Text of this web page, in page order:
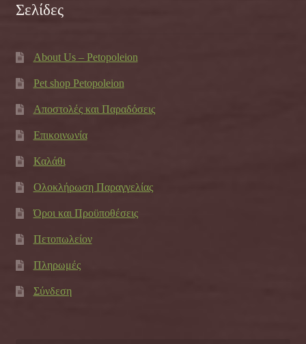
Σελίδες
About Us – Petopoleion
Pet shop Petopoleion
Αποστολές και Παραδόσεις
Επικοινωνία
Καλάθι
Ολοκλήρωση Παραγγελίας
Όροι και Προϋποθέσεις
Πετοπωλείον
Πληρωμές
Σύνδεση